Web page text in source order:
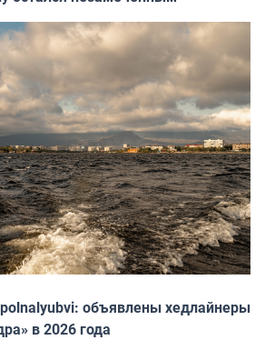
объявлены хедлайнеры
в 2026 года